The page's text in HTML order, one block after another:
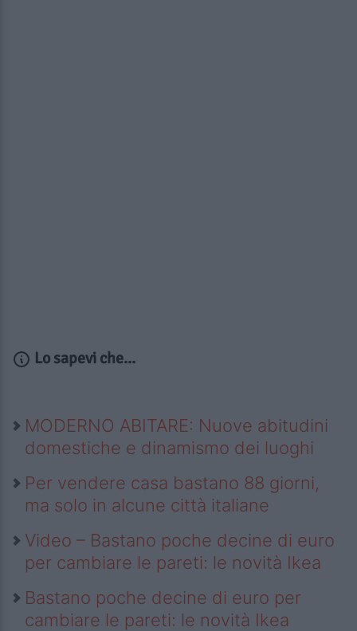
Lo sapevi che...
MODERNO ABITARE: Nuove abitudini
domestiche e dinamismo dei luoghi
Per vendere casa bastano 88 giorni,
ma solo in alcune città italiane
Video – Bastano poche decine di euro
per cambiare le pareti: le novità Ikea
Bastano poche decine di euro per
cambiare le pareti: le novità Ikea